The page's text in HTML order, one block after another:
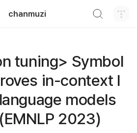
chanmuzi
tuning> Symbol
in-context l
models
2023)